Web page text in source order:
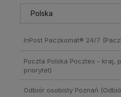
InPost Paczkomat® 24/7
Poczta Polska Pocztex - kraj,
priorytet)
Odbiór osobisty Poznań